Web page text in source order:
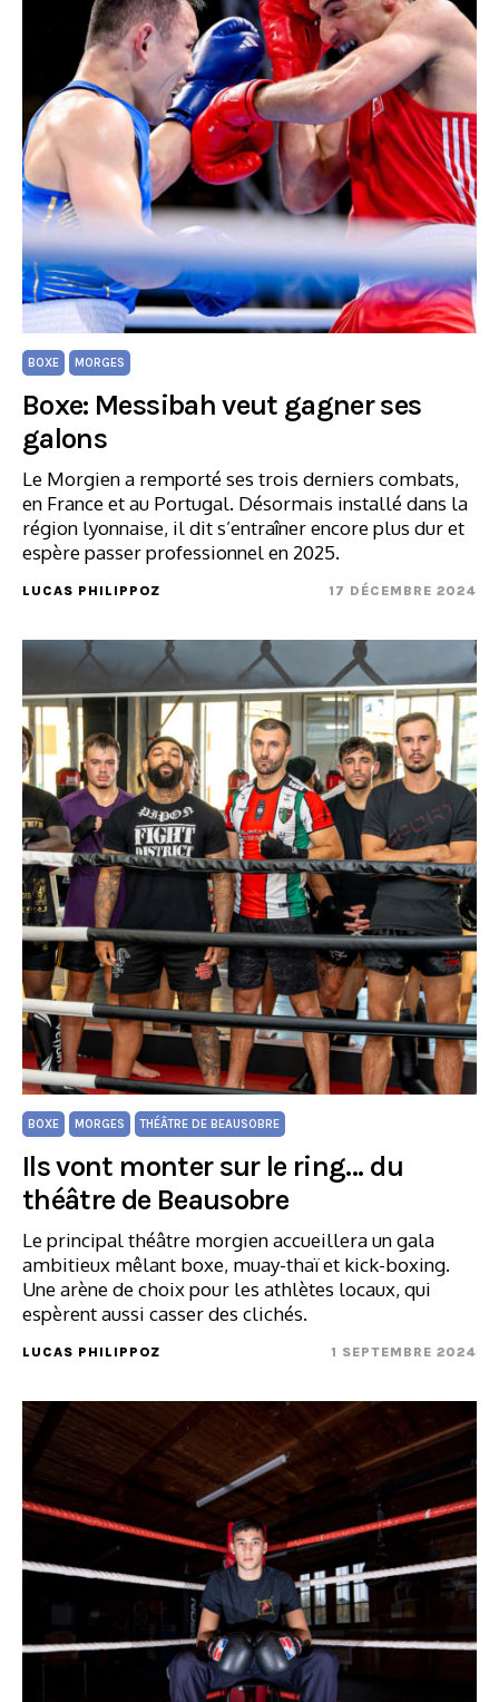
BOXE MORGES
Boxe: Messibah veut gagner ses
galons
Le Morgien a remporté ses trois derniers combats,
en France et au Portugal. Désormais installé dans la
région lyonnaise, il dit s’entraîner encore plus dur et
espère passer professionnel en 2025.
LUCAS PHILIPPOZ 17 DÉCEMBRE 2024
BOXE MORGES THÉÂTRE DE BEAUSOBRE
Ils vont monter sur le ring… du
théâtre de Beausobre
Le principal théâtre morgien accueillera un gala
ambitieux mêlant boxe, muay-thaï et kick-boxing.
Une arène de choix pour les athlètes locaux, qui
espèrent aussi casser des clichés.
LUCAS PHILIPPOZ 1 SEPTEMBRE 2024